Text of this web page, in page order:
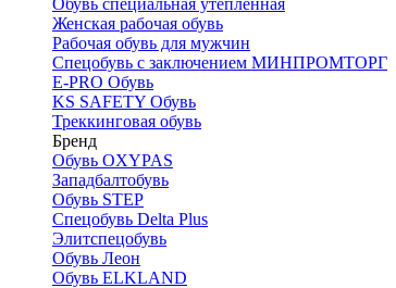
Обувь специальная утепленная
Женская рабочая обувь
Рабочая обувь для мужчин
Спецобувь с заключением МИНПРОМТОРГ
E-PRO Обувь
KS SAFETY Обувь
Треккинговая обувь
Бренд
Обувь OXYPAS
Западбалтобувь
Обувь STEP
Спецобувь Delta Plus
Элитспецобувь
Обувь Леон
Обувь ELKLAND